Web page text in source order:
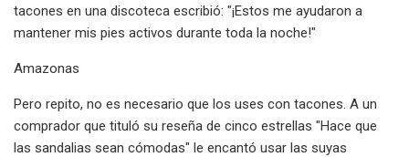
tacones en una discoteca escribió: "¡Estos me ayudaron a
mantener mis pies activos durante toda la noche!"
Amazonas
Pero repito, no es necesario que los uses con tacones. A un
comprador que tituló su reseña de cinco estrellas "Hace que
las sandalias sean cómodas" le encantó usar las suyas